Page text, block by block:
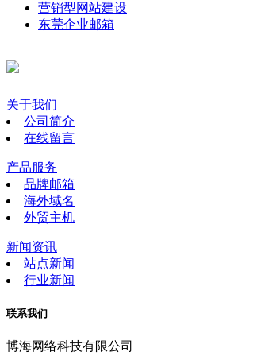
营销型网站建设
东莞企业邮箱
关于我们
公司简介
在线留言
产品服务
品牌邮箱
海外域名
外贸主机
新闻资讯
站点新闻
行业新闻
联系我们
博海网络科技有限公司